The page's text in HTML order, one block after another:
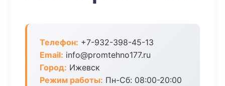
Телефон: +7-932-398-45-13
Email: info@promtehno177.ru
Город: Ижевск
Режим работы: Пн-Сб: 08:00-20:00